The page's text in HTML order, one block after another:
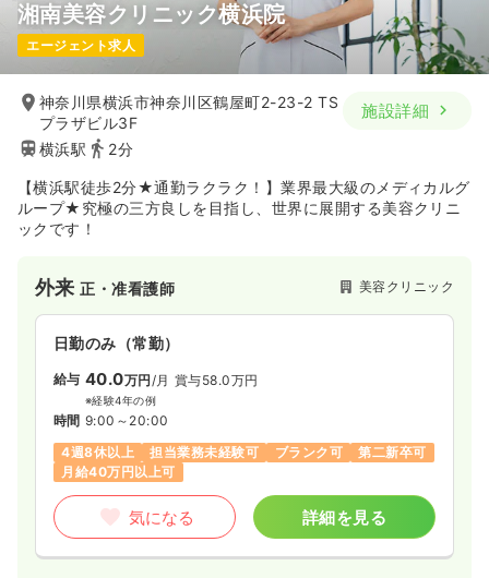
湘南美容クリニック横浜院
エージェント求人
神奈川県横浜市神奈川区鶴屋町2-23-2 TS
プラザビル3F
横浜駅
2分
施設詳細
【横浜駅徒歩2分★通勤ラクラク！】業界最大級のメディカルグ
ループ★究極の三方良しを目指し、世界に展開する美容クリニ
ックです！
外来正・准看護師 美容クリニック
日勤のみ（常勤）
給与 40.0万円 /月 賞与58.0万円
※経験4年の例
時間 9:00～20:00
4週8休以上
担当業務未経験可 ブランク可
第二新卒可
月給40万円以上可
気になる 詳細を見る